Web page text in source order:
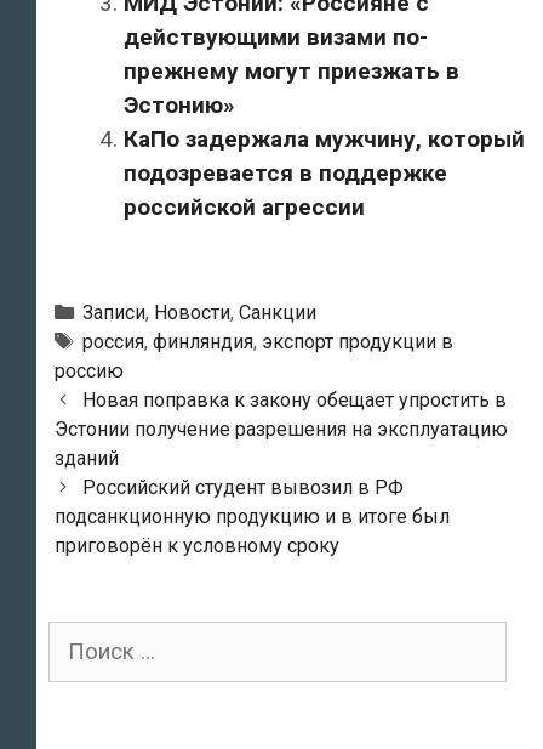
действующими визами по-
прежнему могут приезжать в
Эстонию»
КаПо задержала мужчину, который
подозревается в поддержке
российской агрессии
Рубрики
Записи, Новости, Санкции
Тэги
россия, финляндия, экспорт продукции в
россию
Навигация
по
записям
Новая поправка к закону обещает упростить в
Эстонии получение разрешения на эксплуатацию
зданий
Российский студент вывозил в РФ
подсанкционную продукцию и в итоге был
приговорён к условному сроку
Поиск